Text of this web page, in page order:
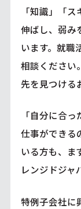
「知識」「
伸ばし、弱み
います。就職
相談ください
先を見つける
「自分に合
仕事ができる
いる方も、ま
レンジドジャ
特例子会社に